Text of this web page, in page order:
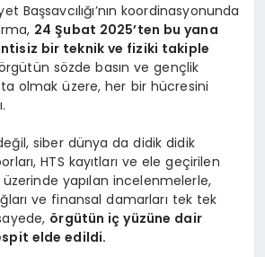
Başsavcılığı’nın koordinasyonunda
24 Şubat 2025’ten bu yana
bir teknik ve fiziki takiple
sözde basın ve gençlik
olmak üzere, her bir hücresini
siber dünya da didik didik
HTS kayıtları ve ele geçirilen
yapılan incelenmelerle,
ve finansal damarları tek tek
örgütün iç yüzüne dair
elde edildi.